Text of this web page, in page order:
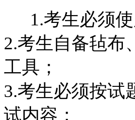
1.考生必须
2.考生自备毡布
工具；
3.考生必须按试
试内容；